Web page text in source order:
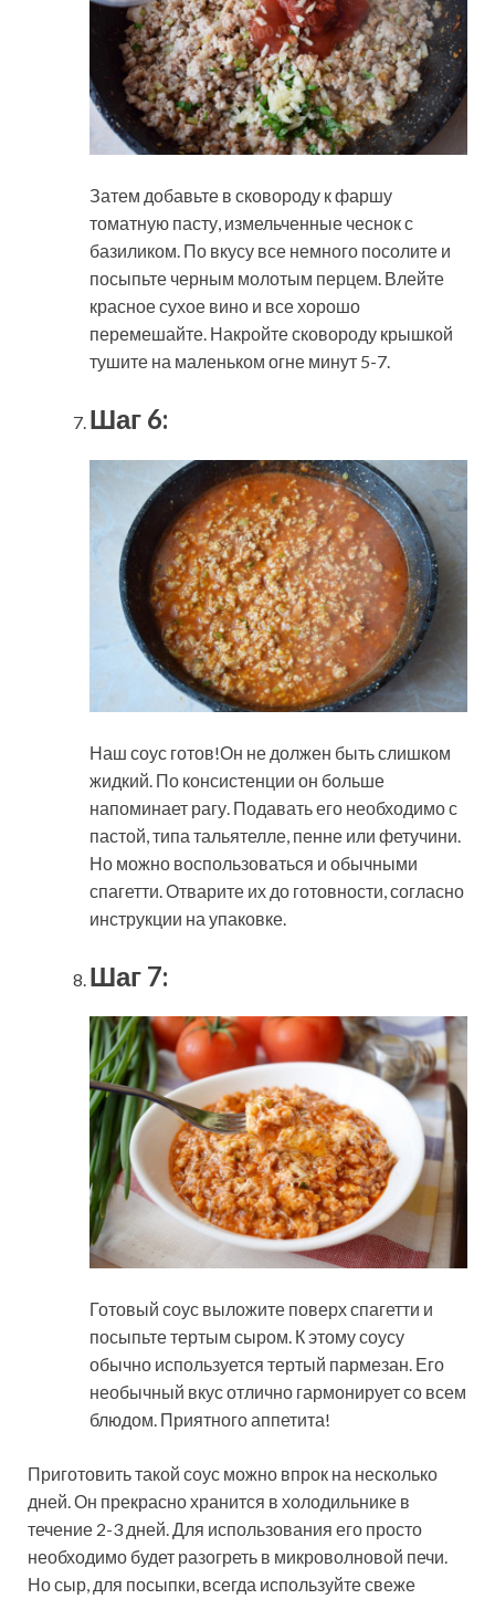
Затем добавьте в сковороду к фаршу
томатную пасту, измельченные чеснок с
базиликом. По вкусу все немного посолите и
посыпьте черным молотым перцем. Влейте
красное сухое вино и все хорошо
перемешайте. Накройте сковороду крышкой
тушите на маленьком огне минут 5-7.
Шаг 6:
Наш соус готов!Он не должен быть слишком
жидкий. По консистенции он больше
напоминает рагу. Подавать его необходимо с
пастой, типа тальятелле, пенне или фетучини.
Но можно воспользоваться и обычными
спагетти. Отварите их до готовности, согласно
инструкции на упаковке.
Шаг 7:
Готовый соус выложите поверх спагетти и
посыпьте тертым сыром. К этому соусу
обычно используется тертый пармезан. Его
необычный вкус отлично гармонирует со всем
блюдом. Приятного аппетита!
Приготовить такой соус можно впрок на несколько
дней. Он прекрасно хранится в холодильнике в
течение 2-3 дней. Для использования его просто
необходимо будет разогреть в микроволновой печи.
Но сыр, для посыпки, всегда используйте свеже